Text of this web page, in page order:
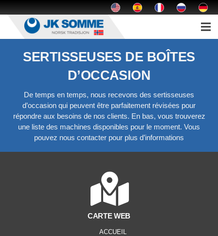
Revolution Slider Error: Slider with alias
SERTISSEUSES DE BOÎTES
D’OCCASION
De temps en temps, nous recevons des sertisseuses
d’occasion qui peuvent être parfaitement révisées pour
répondre aux besoins de nos clients. En bas, vous trouverez
une liste des machines disponibles pour le moment. Vous
pouvez nous contacter pour plus d’informations
CARTE WEB
ACCUEIL